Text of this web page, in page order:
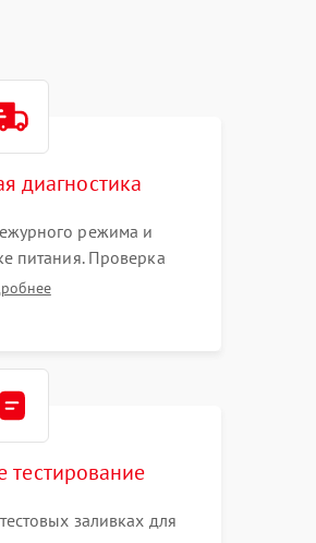
диагностика
режима и
питания. Проверка
T-Con с помощью
тестирование
заливках для